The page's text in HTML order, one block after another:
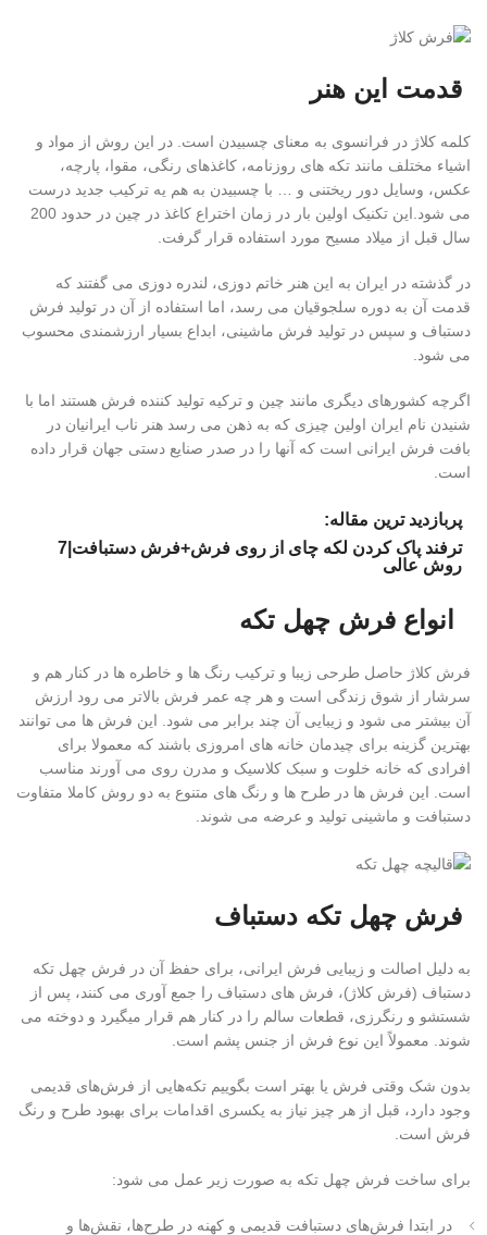
قدمت این هنر
کلمه کلاژ در فرانسوی به معنای چسبیدن است. در این روش از مواد و
اشیاء مختلف مانند تکه های روزنامه، کاغذهای رنگی، مقوا، پارچه،
عکس، وسایل دور ریختنی و … با چسبیدن به هم یه ترکیب جدید درست
می شود.این تکنیک اولین بار در زمان اختراع کاغذ در چین در حدود 200
سال قبل از میلاد مسیح مورد استفاده قرار گرفت.
در گذشته در ایران به این هنر خاتم دوزی، لندره دوزی می گفتند که
قدمت آن به دوره سلجوقیان می رسد، اما استفاده از آن در تولید فرش
دستباف و سپس در تولید فرش ماشینی، ابداع بسیار ارزشمندی محسوب
می شود.
اگرچه کشورهای دیگری مانند چین و ترکیه تولید کننده فرش هستند اما با
شنیدن نام ایران اولین چیزی که به ذهن می رسد هنر ناب ایرانیان در
بافت فرش ایرانی است که آنها را در صدر صنایع دستی جهان قرار داده
است.
پربازدید ترین مقاله:
ترفند پاک کردن لکه چای از روی فرش+فرش دستبافت|7
روش عالی
انواع فرش چهل تکه
فرش کلاژ حاصل طرحی زیبا و ترکیب رنگ ها و خاطره ها در کنار هم و
سرشار از شوق زندگی است و هر چه عمر فرش بالاتر می رود ارزش
آن بیشتر می شود و زیبایی آن چند برابر می شود. این فرش ها می توانند
بهترین گزینه برای چیدمان خانه های امروزی باشند که معمولا برای
افرادی که خانه خلوت و سبک کلاسیک و مدرن روی می آورند مناسب
است. این فرش ها در طرح ها و رنگ های متنوع به دو روش کاملا متفاوت
دستبافت و ماشینی تولید و عرضه می شوند.
فرش چهل تکه دستباف
به دلیل اصالت و زیبایی فرش ایرانی، برای حفظ آن در فرش چهل تکه
دستباف (فرش کلاژ)، فرش های دستباف را جمع آوری می کنند، پس از
شستشو و رنگرزی، قطعات سالم را در کنار هم قرار میگیرد و دوخته می
شوند. معمولاً این نوع فرش از جنس پشم است.
بدون شک وقتی فرش یا بهتر است بگوییم تکه‌هایی از فرش‌های قدیمی
وجود دارد، قبل از هر چیز نیاز به یکسری اقدامات برای بهبود طرح و رنگ
فرش است.
برای ساخت فرش چهل تکه به صورت زیر عمل می شود:
در ابتدا فرش‌های دستبافت قدیمی و کهنه در طرح‌ها، نقش‌ها و